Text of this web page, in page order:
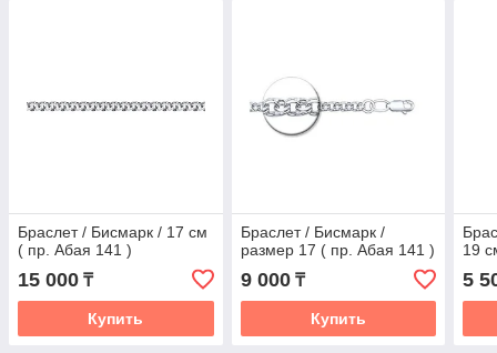
Браслет / Бисмарк / 17 см
( пр. Абая 141 )
15 000 ₸
Купить
Браслет / Бисмарк /
размер 17 ( пр. Абая 141 )
9 000₸
Купить
19
5